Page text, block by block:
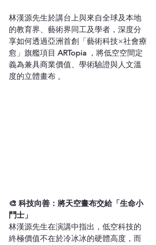
林漢源先生於講台上與來自全球及本地
的教育界、藝術界同工及學者，深度分
享如何透過亞洲首創「藝術科技×社會療
愈」旗艦項目 ARTopia ，將低空空間定
義為兼具商業價值、學術驗證與人文溫
度的立體畫布 。
🎨 科技向善：將天空畫布交給「生命小
鬥士」
林漢源先生在演講中指出，低空科技的
終極價值不在於冷冰冰的硬體高度，而